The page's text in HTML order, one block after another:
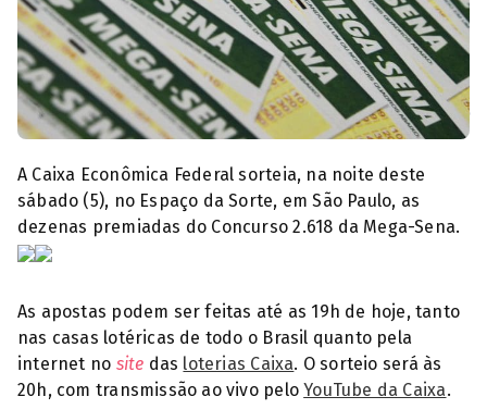
Mega-Sena acumulada (Foto: Reprodução)
A Caixa Econômica Federal sorteia, na noite deste
sábado (5), no Espaço da Sorte, em São Paulo, as
dezenas premiadas do Concurso 2.618 da Mega-Sena.
As apostas podem ser feitas até as 19h de hoje, tanto
nas casas lotéricas de todo o Brasil quanto pela
internet no site das loterias Caixa. O sorteio será às
20h, com transmissão ao vivo peloYouTube da Caixa.